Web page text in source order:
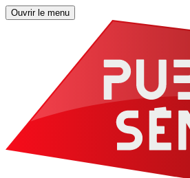
Ouvrir le menu